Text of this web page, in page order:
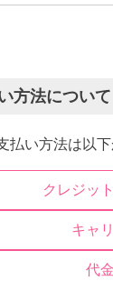
方法について
払い方法は以
クレジッ
キャ
代